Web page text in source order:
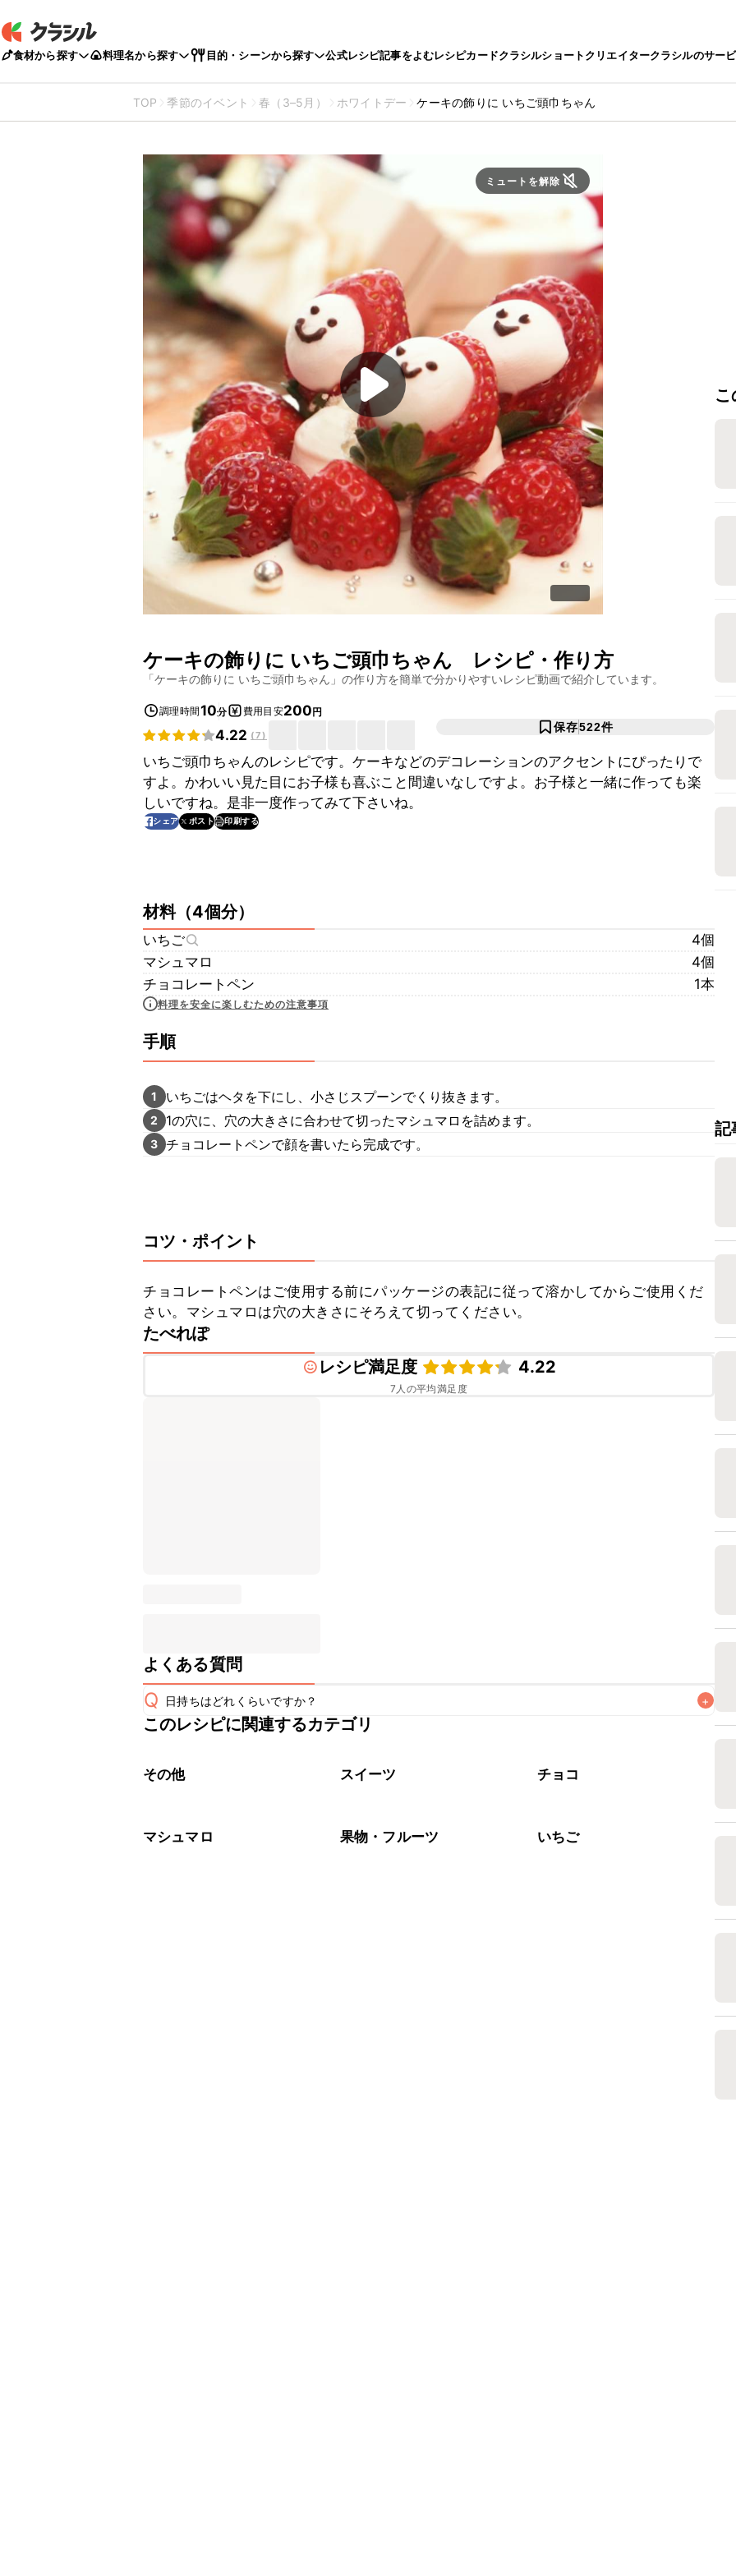
食材から探す 料理名から探す 目的・シーンから探す 公式レシピ記事をよむレシピカードクラシルショートクリエイタークラシルのサー
TOP 季節のイベント 春（3–5月） ホワイトデー ケーキの飾りに いちご頭巾ちゃん
ミュートを解除
ケーキの飾りに いちご頭巾ちゃん レシピ・作り方
「ケーキの飾りに いちご頭巾ちゃん 」の作り方を簡単で分かりやすいレシピ動画で紹介しています。
調理時間10分 費用目安200円
4.22 (7)
保存522件
いちご頭巾ちゃんのレシピです。ケーキなどのデコレーションのアクセントにぴったりで
すよ。かわいい見た目にお子様も喜ぶこと間違いなしですよ。お子様と一緒に作っても楽
しいですね。是非一度作ってみて下さいね。
シェア ポスト 印刷する
材料（4個分）
いちご
4個
マシュマロ
4個
チョコレートペン
1本
料理を安全に楽しむための注意事項
手順
1 いちごはヘタを下にし、小さじスプーンでくり抜きます。
2 1の穴に、穴の大きさに合わせて切ったマシュマロを詰めます。
3 チョコレートペンで顔を書いたら完成です。
コツ・ポイント
チョコレートペンはご使用する前にパッケージの表記に従って溶かしてからご使用くだ
さい。マシュマロは穴の大きさにそろえて切ってください。
たべれぽ
レシピ満足度
4.22
7 人の平均満足度
よくある質問
Q 日持ちはどれくらいですか？ +
保存期間は冷蔵で当日中が目安です。なるべくお早めにお召し上がりください。
※日持ちは目安です。
このレシピに関連するカテゴリ
その他 スイーツ チョコ
マシュマロ 果物・フルーツ いちご
記